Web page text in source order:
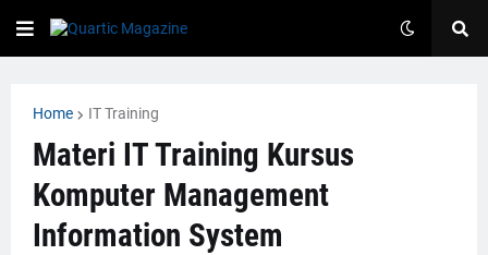
Home IT Training
Materi IT Training Kursus
Komputer Management
Information System